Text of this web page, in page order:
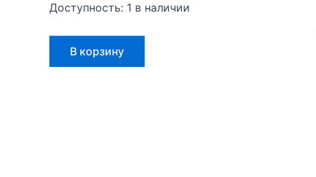
Доступность: 1 в наличии
товара
Aignep
В корзину